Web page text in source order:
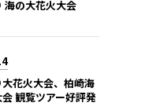
海の大花火大会
花火大会、柏崎海
観覧ツアー好評発